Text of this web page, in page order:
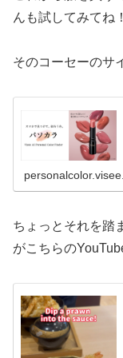
んも試してみてね！
そのコーセーのサ
ちょっとそれを踏
がこちらの